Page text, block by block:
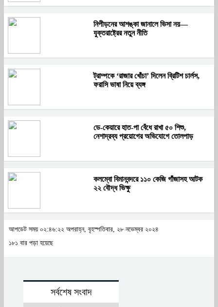
নিপীড়নের আশঙ্কা জানালে ভিসা নয়—
যুক্তরাষ্ট্রের নতুন নীতি
ট্রাম্পকে ‘রাজার খোঁচা’ দিলেন ব্রিটিশ চার্লস,
ফরাসি ভাষা নিয়ে ব্যঙ্গ
ডে-কেয়ারে হাত-পা বেঁধে রাখা ৫০ শিশু,
নেশাদ্রব্য প্রয়োগের অভিযোগে তোলপাড়
কলম্বো বিমানবন্দরে ১১০ কেজি গাঁজাসহ আটক
২২ বৌদ্ধ ভিক্ষু
আপডেট সময় ০২:৪৬:২২ অপরাহ্ন, বৃহস্পতিবার, ২৮ নভেম্বর ২০২৪
১৮১ বার পড়া হয়েছে
সর্বশেষ সংবাদ